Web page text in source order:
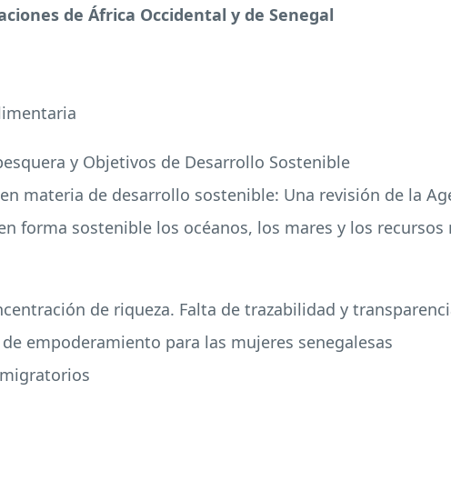
de África Occidental y de Senegal
y Objetivos de Desarrollo Sostenible
materia de desarrollo sostenible: Una revisión de la
forma sostenible los océanos, los mares y los
de riqueza. Falta de trazabilidad y
empoderamiento para las mujeres senegalesas